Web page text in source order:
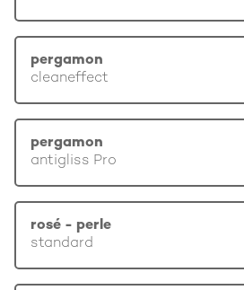
pergamon
cleaneffect
pergamon
antigliss Pro
rosé - perle
standard